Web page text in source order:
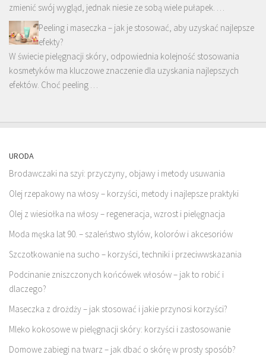
zmienić swój wygląd, jednak niesie ze sobą wiele pułapek. …
Peeling i maseczka – jak je stosować, aby uzyskać najlepsze
efekty?
W świecie pielęgnacji skóry, odpowiednia kolejność stosowania
kosmetyków ma kluczowe znaczenie dla uzyskania najlepszych
efektów. Choć peeling …
URODA
Brodawczaki na szyi: przyczyny, objawy i metody usuwania
Olej rzepakowy na włosy – korzyści, metody i najlepsze praktyki
Olej z wiesiołka na włosy – regeneracja, wzrost i pielęgnacja
Moda męska lat 90. – szaleństwo stylów, kolorów i akcesoriów
Szczotkowanie na sucho – korzyści, techniki i przeciwwskazania
Podcinanie zniszczonych końcówek włosów – jak to robić i
dlaczego?
Maseczka z drożdży – jak stosować i jakie przynosi korzyści?
Mleko kokosowe w pielęgnacji skóry: korzyści i zastosowanie
Domowe zabiegi na twarz – jak dbać o skórę w prosty sposób?